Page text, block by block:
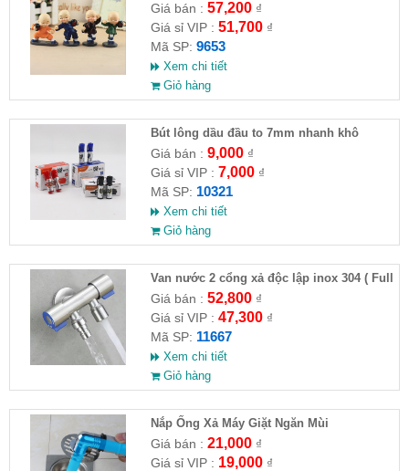
HĐ )
Giá bán : 57,200₫
Giá sỉ VIP : 51,700₫
Mã SP: 9653
Xem chi tiết
Giỏ hàng
Bút lông dầu đầu to 7mm nhanh khô
Giá bán : 9,000₫
Giá sỉ VIP : 7,000₫
Mã SP: 10321
Xem chi tiết
Giỏ hàng
Van nước 2 cổng xả độc lập inox 304 ( Full
VAT )
Giá bán : 52,800₫
Giá sỉ VIP : 47,300₫
Mã SP: 11667
Xem chi tiết
Giỏ hàng
Nắp Ống Xả Máy Giặt Ngăn Mùi
Giá bán : 21,000₫
Giá sỉ VIP : 19,000₫